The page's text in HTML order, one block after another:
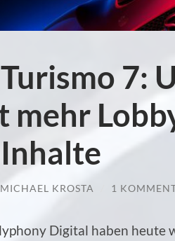
7:
mehr
MICHAEL KROSTA 1
Digital haben heute